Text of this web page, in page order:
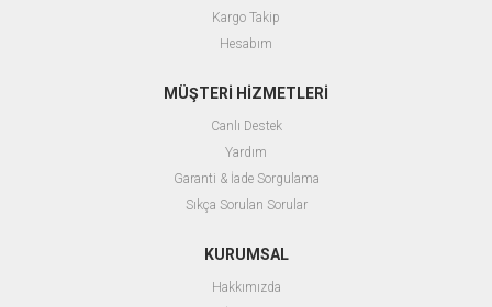
Kargo Takip
Hesabım
MÜŞTERİ HİZMETLERİ
Canlı Destek
Yardım
Garanti & İade Sorgulama
Sıkça Sorulan Sorular
KURUMSAL
Hakkımızda